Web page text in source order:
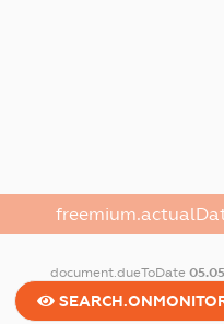
document.dueToDate